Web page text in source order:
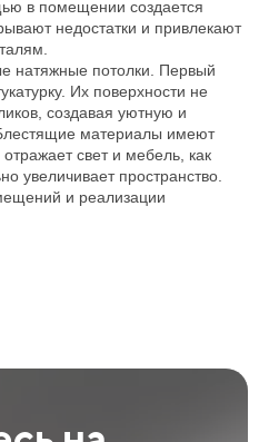
в помещении создается
недостатки и привлекают
натяжные потолки. Первый
Их поверхности не
создавая уютную и
материалы имеют
свет и мебель, как
увеличивает пространство.
и реализации